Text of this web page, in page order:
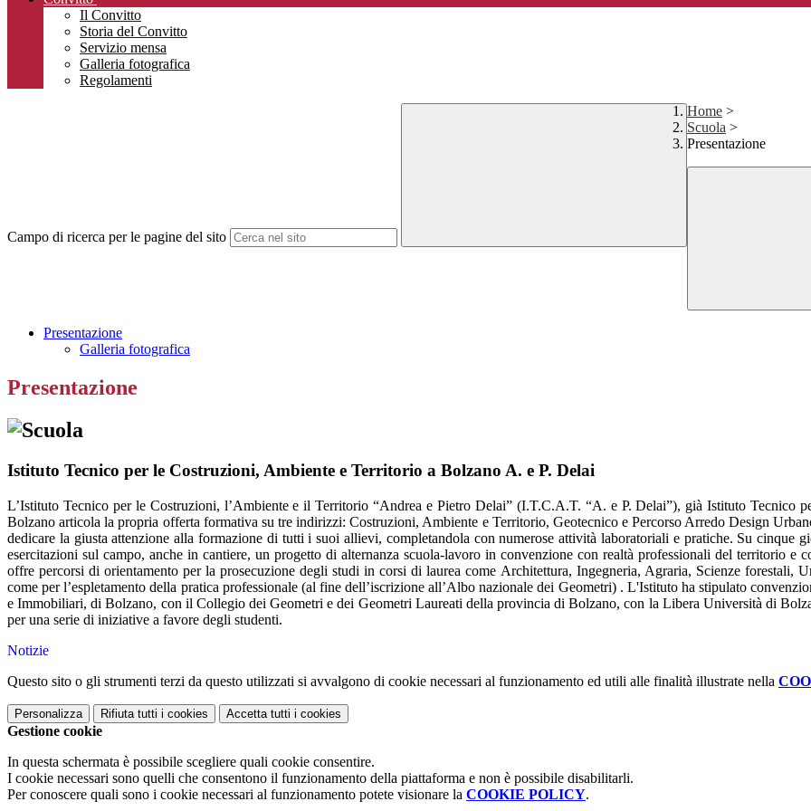
Il Convitto
Storia del Convitto
Servizio mensa
Galleria fotografica
Regolamenti
Campo di ricerca per le pagine del sito
Home >
Scuola >
Presentazione
Presentazione
Galleria fotografica
Presentazione
Istituto Tecnico per le Costruzioni, Ambiente e Territorio a Bolzano A. e P. Delai
L’Istituto Tecnico per le Costruzioni, l’Ambiente e il Territorio “Andrea e Pietro Delai” (I.T.C.A.T. “A. e P. Delai”), già Istituto Tecnico
Bolzano articola la propria offerta formativa su tre indirizzi: Costruzioni, Ambiente e Territorio, Geotecnico e Percorso Arredo Design
dedicare la giusta attenzione alla formazione di tutti i suoi allievi, completandola con numerose attività laboratoriali e pratiche. Su
esercitazioni sul campo, anche in cantiere, un progetto di alternanza scuola-lavoro in convenzione con realtà professionali del territorio
offre percorsi di orientamento per la prosecuzione degli studi in corsi di laurea come Architettura, Ingegneria, Agraria, Scienze forestali,
come per l’espletamento della pratica professionale (al fine dell’iscrizione all’Albo nazionale dei Geometri) . L'Istituto ha stipulato
e Immobiliari, di Bolzano, con il Collegio dei Geometri e dei Geometri Laureati della provincia di Bolzano, con la Libera Università di
per una serie di iniziative a favore degli studenti.
Notizie
Questo sito o gli strumenti terzi da questo utilizzati si avvalgono di cookie necessari al funzionamento ed utili alle finalità illustrate nella
Personalizza Rifiuta tutti i cookies Accetta tutti i cookies
Gestione cookie
In questa schermata è possibile scegliere quali cookie consentire.
I cookie necessari sono quelli che consentono il funzionamento della piattaforma e non è possibile disabilitarli.
Per conoscere quali sono i cookie necessari al funzionamento potete visionare la COOKIE POLICY.